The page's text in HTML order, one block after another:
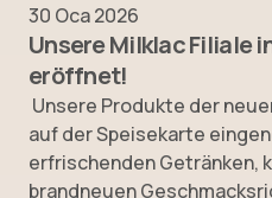
30 Oca 2026
Unsere Milklac Filiale
eröffnet!
Unsere Produkte der
auf der Speisekarte
erfrischenden Getränken,
brandneuen